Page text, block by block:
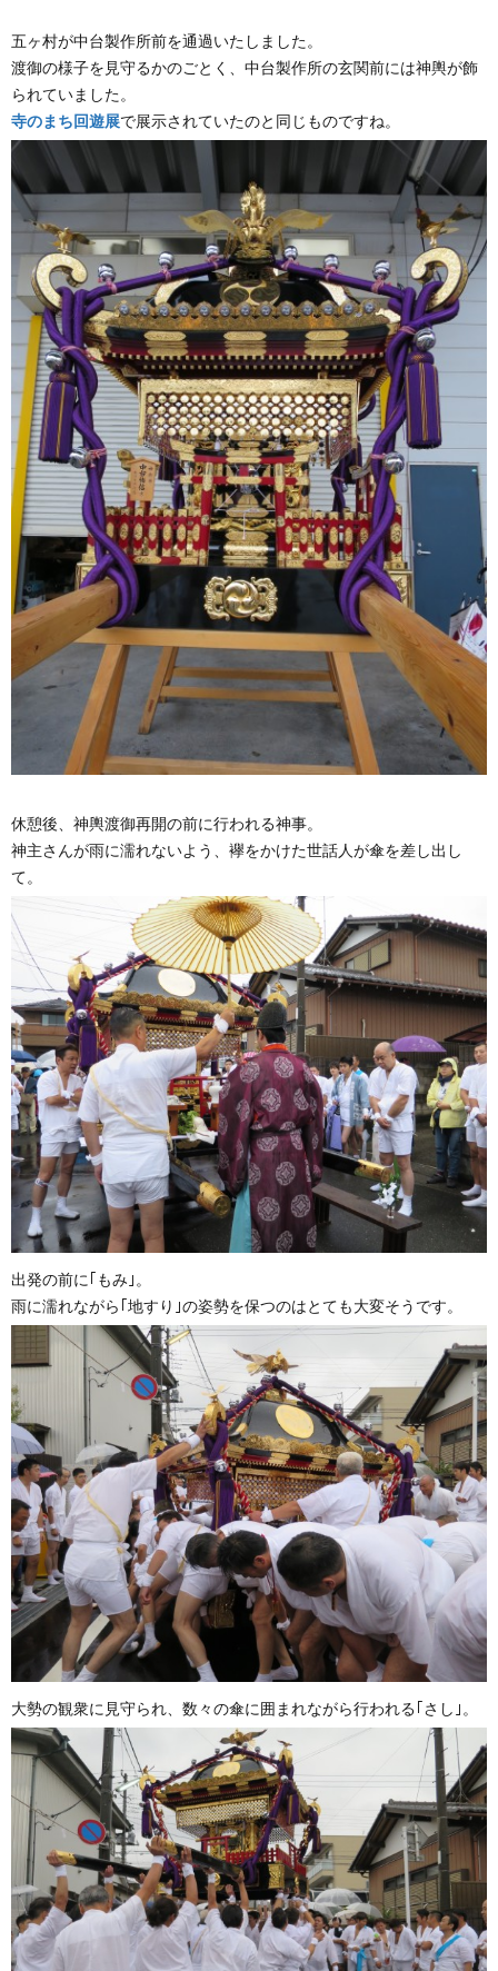
五ヶ村が中台製作所前を通過いたしました。
渡御の様子を見守るかのごとく、中台製作所の玄関前には神輿が飾
られていました。
寺のまち回遊展で展示されていたのと同じものですね。
休憩後、神輿渡御再開の前に行われる神事。
神主さんが雨に濡れないよう、襷をかけた世話人が傘を差し出し
て。
出発の前に｢もみ｣。
雨に濡れながら｢地すり｣の姿勢を保つのはとても大変そうです。
大勢の観衆に見守られ、数々の傘に囲まれながら行われる｢さし｣。